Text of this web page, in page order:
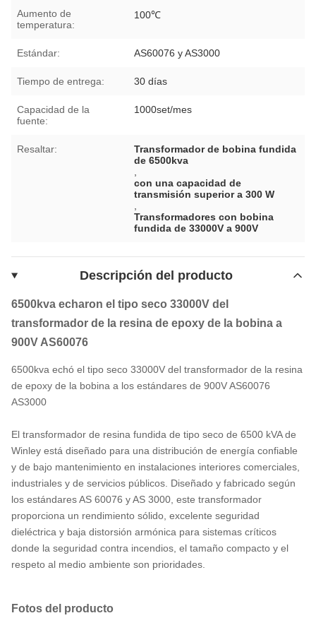
Aumento de
temperatura:
100℃
Estándar: AS60076 y AS3000
Tiempo de entrega: 30 días
Capacidad de la
fuente:
1000set/mes
Resaltar:
Transformador de bobina fundida
de 6500kva
con una capacidad de
transmisión superior a 300 W
Transformadores con bobina
fundida de 33000V a 900V
Descripción del producto
6500kva echaron el tipo seco 33000V del
transformador de la resina de epoxy de la bobina a
900V AS60076
6500kva echó el tipo seco 33000V del transformador de la resina
de epoxy de la bobina a los estándares de 900V AS60076
AS3000
El transformador de resina fundida de tipo seco de 6500 kVA de
Winley está diseñado para una distribución de energía confiable
y de bajo mantenimiento en instalaciones interiores comerciales,
industriales y de servicios públicos. Diseñado y fabricado según
los estándares AS 60076 y AS 3000, este transformador
proporciona un rendimiento sólido, excelente seguridad
dieléctrica y baja distorsión armónica para sistemas críticos
donde la seguridad contra incendios, el tamaño compacto y el
respeto al medio ambiente son prioridades.
Fotos del producto